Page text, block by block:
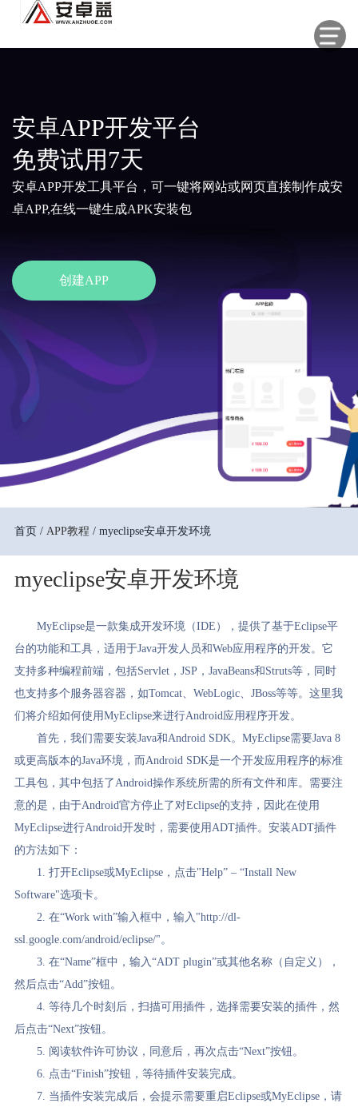
安卓APP开发平台
免费试用7天
安卓APP开发工具平台，可一键将网站或网页直接制作成安
卓APP,在线一键生成APK安装包
创建APP
首页 / APP教程 / myeclipse安卓开发环境
myeclipse安卓开发环境
MyEclipse是一款集成开发环境（IDE），提供了基于Eclipse平
台的功能和工具，适用于Java开发人员和Web应用程序的开发。它
支持多种编程前端，包括Servlet，JSP，JavaBeans和Struts等，同时
也支持多个服务器容器，如Tomcat、WebLogic、JBoss等等。这里我
们将介绍如何使用MyEclipse来进行Android应用程序开发。
首先，我们需要安装Java和Android SDK。MyEclipse需要Java 8
或更高版本的Java环境，而Android SDK是一个开发应用程序的标准
工具包，其中包括了Android操作系统所需的所有文件和库。需要注
意的是，由于Android官方停止了对Eclipse的支持，因此在使用
MyEclipse进行Android开发时，需要使用ADT插件。安装ADT插件
的方法如下：
1. 打开Eclipse或MyEclipse，点击"Help” – “Install New
Software"选项卡。
2. 在“Work with”输入框中，输入"http://dl-
ssl.google.com/android/eclipse/"。
3. 在“Name”框中，输入“ADT plugin”或其他名称（自定义），
然后点击“Add”按钮。
4. 等待几个时刻后，扫描可用插件，选择需要安装的插件，然
后点击“Next”按钮。
5. 阅读软件许可协议，同意后，再次点击“Next”按钮。
6. 点击“Finish”按钮，等待插件安装完成。
7. 当插件安装完成后，会提示需要重启Eclipse或MyEclipse，请